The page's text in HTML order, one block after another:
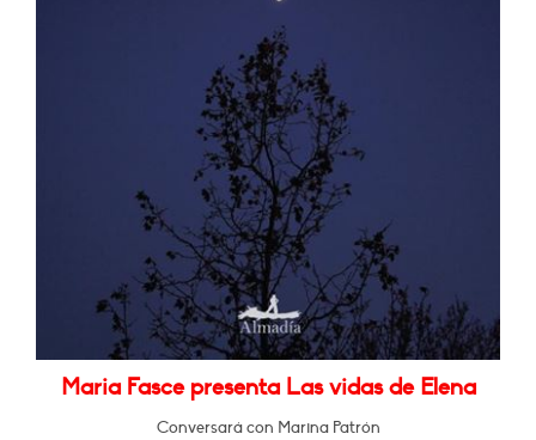
Maria Fasce presenta Las vidas de Elena
Conversará con Marina Patrón